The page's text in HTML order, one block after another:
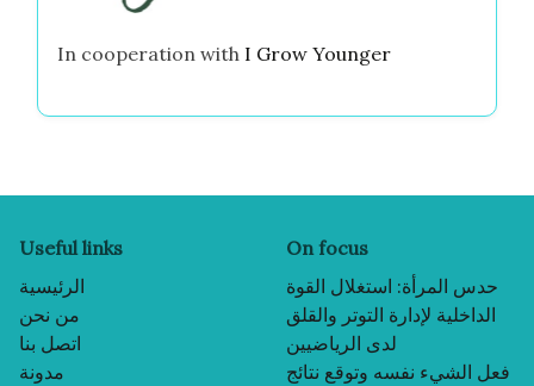
In cooperation with I Grow Younger
Useful links
الرئيسية
من نحن
اتصل بنا
مدونة
On focus
حدس المرأة: استغلال القوة
الداخلية لإدارة التوتر والقلق
لدى الرياضيين
فعل الشيء نفسه وتوقع نتائج